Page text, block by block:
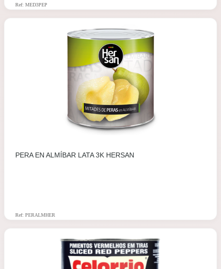
Ref: MED3PEP
PERA EN ALMÍBAR LATA 3K HERSAN
Ref: PERALMHER